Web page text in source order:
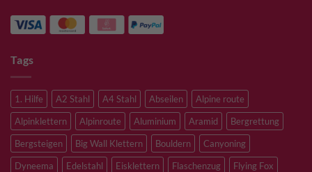
Tags
1. Hilfe A2 Stahl A4 Stahl Abseilen
Alpine route
Alpinklettern
Alpinroute Aluminium Aramid
Bergrettung
Bergsteigen
Big Wall Klettern Bouldern
Canyoning
Dyneema
Edelstahl Eisklettern Flaschenzug
Flying Fox